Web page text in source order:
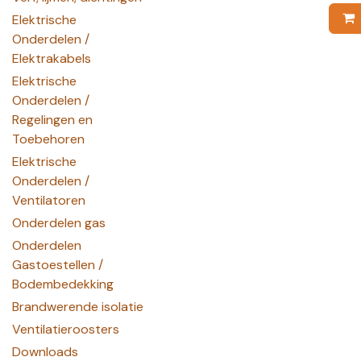
Elektrische
Onderdelen /
Elektrakabels
Elektrische
Onderdelen /
Regelingen en
Toebehoren
Elektrische
Onderdelen /
Ventilatoren
Onderdelen gas
Onderdelen
Gastoestellen /
Bodembedekking
Brandwerende isolatie
Ventilatieroosters
Downloads